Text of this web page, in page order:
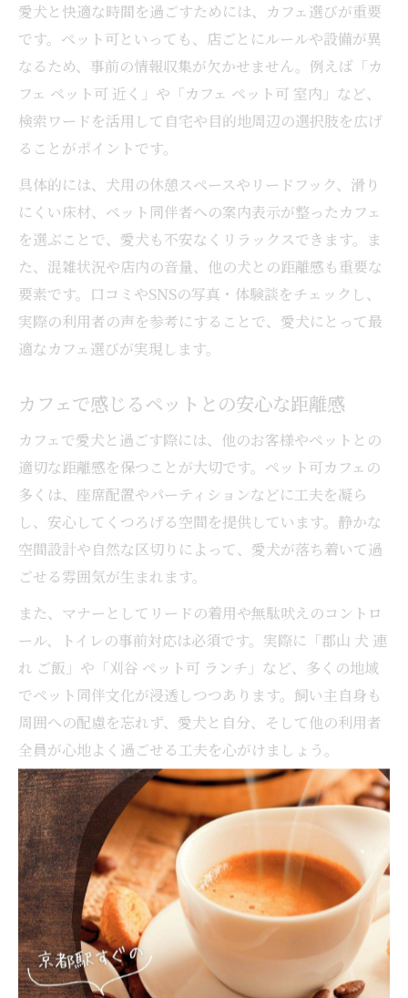
愛犬と快適な時間を過ごすためには、カフェ選びが重要
です。ペット可といっても、店ごとにルールや設備が異
なるため、事前の情報収集が欠かせません。例えば「カ
フェ ペット可 近く」や「カフェ ペット可 室内」など、
検索ワードを活用して自宅や目的地周辺の選択肢を広げ
ることがポイントです。
具体的には、犬用の休憩スペースやリードフック、滑り
にくい床材、ペット同伴者への案内表示が整ったカフェ
を選ぶことで、愛犬も不安なくリラックスできます。ま
た、混雑状況や店内の音量、他の犬との距離感も重要な
要素です。口コミやSNSの写真・体験談をチェックし、
実際の利用者の声を参考にすることで、愛犬にとって最
適なカフェ選びが実現します。
カフェで感じるペットとの安心な距離感
カフェで愛犬と過ごす際には、他のお客様やペットとの
適切な距離感を保つことが大切です。ペット可カフェの
多くは、座席配置やパーティションなどに工夫を凝ら
し、安心してくつろげる空間を提供しています。静かな
空間設計や自然な区切りによって、愛犬が落ち着いて過
ごせる雰囲気が生まれます。
また、マナーとしてリードの着用や無駄吠えのコントロ
ール、トイレの事前対応は必須です。実際に「郡山 犬 連
れ ご飯」や「刈谷 ペット可 ランチ」など、多くの地域
でペット同伴文化が浸透しつつあります。飼い主自身も
周囲への配慮を忘れず、愛犬と自分、そして他の利用者
全員が心地よく過ごせる工夫を心がけましょう。
カフェで叶う愛犬と特別な午後の過ごし方
午後のカフェタイムは、愛犬とのんびり過ごす特別な時
間です。ティータイムやデザートを楽しみながら、窓辺
の席で外の景色を眺めることで、普段とは違うリラック
ス感を味わえます。ペット可カフェの中には、犬用メニ
ューやフォトスポットを用意している店舗もあり、思い
出づくりにも最適です。